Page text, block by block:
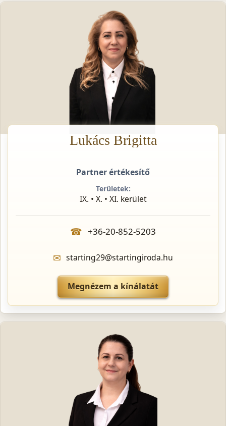
Lukács Brigitta
Partner értékesítő
Területek:
IX. • X. • XI. kerület
☎ +36-20-852-5203
✉ starting29@startingiroda.hu
Megnézem a kínálatát